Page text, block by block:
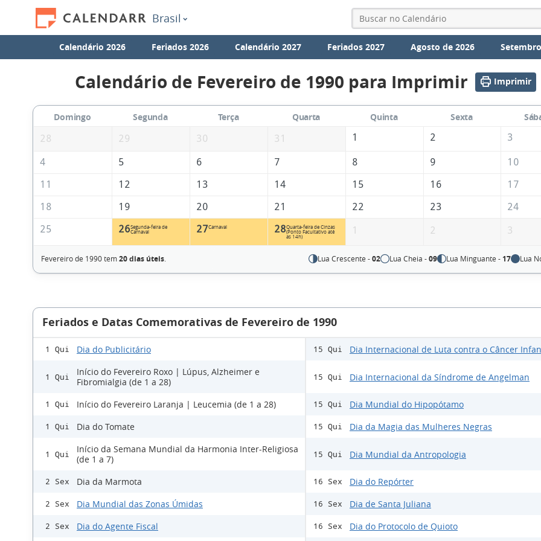
Brasil
Calendário 2026 Feriados 2026 Calendário 2027 Feriados 2027 Agosto de 2026
Calendário de Fevereiro de 1990 para Imprimir Imprimir
Domingo Segunda Terça Quarta Quinta Sexta
28
29 30 31 1 2 3
4 5 6 7 8 9
10
11
12 13 14 15 16
17
18
19 20 21 22 23
24
25
26Segunda-feira de
Carnaval
27Carnaval 28Quarta-feira de Cinzas
(Ponto Facultativo até
as 14h)
1 2 3
Fevereiro de 1990 tem20 dias úteis. Lua Crescente -02 Lua Cheia -09 Lua Minguante - 17 Lua
Feriados e Datas Comemorativas de Fevereiro de 1990
1 Qui Dia do Publicitário
1 Qui
Início do Fevereiro Roxo | Lúpus, Alzheimer e
Fibromialgia (de 1 a 28)
1 Qui Início do Fevereiro Laranja | Leucemia (de 1 a 28)
1 Qui Dia do Tomate
1 Qui
Início da Semana Mundial da Harmonia Inter-Religiosa
(de 1 a 7)
2 Sex Dia da Marmota
2 Sex Dia Mundial das Zonas Úmidas
2 Sex Dia do Agente Fiscal
15 Qui Dia Internacional de Luta contra o Câncer
15 Qui Dia Internacional da Síndrome de Angelman
15 Qui Dia Mundial do Hipopótamo
15 Qui Dia da Magia das Mulheres Negras
15 Qui Dia Mundial da Antropologia
16 Sex Dia do Repórter
16 Sex Dia de Santa Juliana
16 Sex Dia do Protocolo de Quioto